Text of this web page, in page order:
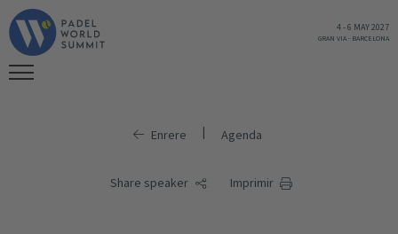
4-6 MAY 2027
GRAN VIA- BARCELONA
Enrere | Agenda
Share speaker Imprimir